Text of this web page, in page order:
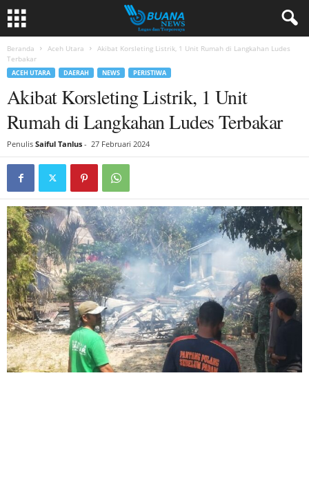
Beranda Aceh Utara
Akibat Korsleting Listrik, 1 Unit Rumah di Langkahan Ludes
Terbakar
ACEH UTARA DAERAH NEWS PERISTIWA
Akibat Korsleting Listrik, 1 Unit
Rumah di Langkahan Ludes Terbakar
Penulis Saiful Tanlus - 27 Februari 2024